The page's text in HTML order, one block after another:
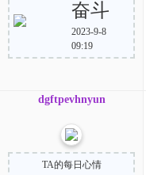
奋斗
2023-9-8
09:19
dgftpevhnyun
TA的每日心情